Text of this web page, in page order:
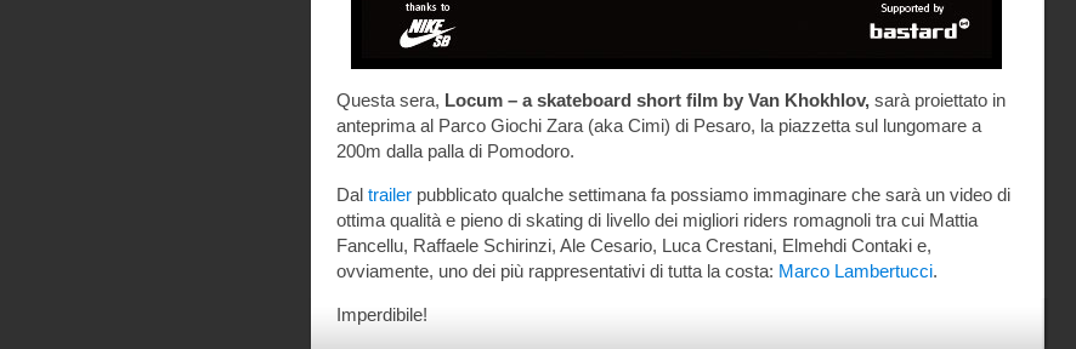
Questa sera, Locum – a skateboard short film by Van Khokhlov, sarà proiettato in
anteprima al Parco Giochi Zara (aka Cimi) di Pesaro, la piazzetta sul lungomare a
200m dalla palla di Pomodoro.
Dal trailer pubblicato qualche settimana fa possiamo immaginare che sarà un video di
ottima qualità e pieno di skating di livello dei migliori riders romagnoli tra cui Mattia
Fancellu, Raffaele Schirinzi, Ale Cesario, Luca Crestani, Elmehdi Contaki e,
ovviamente, uno dei più rappresentativi di tutta la costa: Marco Lambertucci.
Imperdibile!